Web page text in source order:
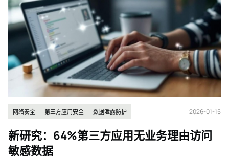
网络安全 第三方应用安全 数据泄露防护 2026-01-15
新研究：64%第三方应用无业务理由访问
敏感数据